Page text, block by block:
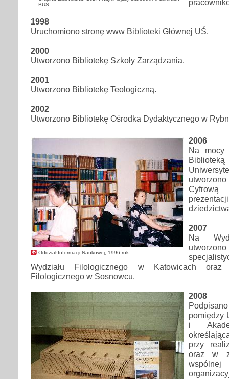
BUŚ.
1998
Uruchomiono stronę www Biblioteki Głównej UŚ.
2000
Utworzono Bibliotekę Szkoły Zarządzania.
2001
Utworzono Bibliotekę Teologiczną.
2002
Utworzono Bibliotekę Ośrodka Dydaktycznego w
Oddział Informacji Naukowej, 1996 rok
2006
Na mocy
2007
Na
Wydziału Filologicznego w Katowicach oraz
Filologicznego w Sosnowcu.
2008
pomiędzy
i
przy
oraz w